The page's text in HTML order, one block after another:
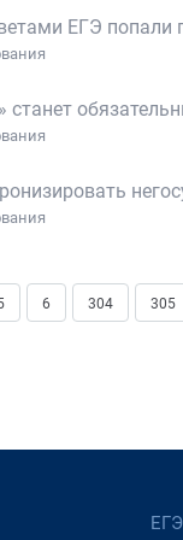
ЕГЭ
станет
6 304 305
ЕГЭ